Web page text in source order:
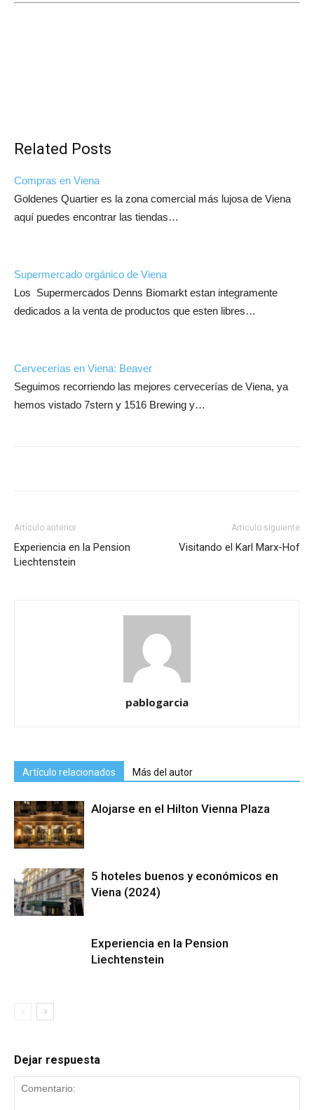
Related Posts
Compras en Viena
Goldenes Quartier es la zona comercial más lujosa de Viena
aquí puedes encontrar las tiendas…
Supermercado orgánico de Viena
Los Supermercados Denns Biomarkt estan integramente
dedicados a la venta de productos que esten libres…
Cervecerías en Viena: Beaver
Seguimos recorriendo las mejores cervecerías de Viena, ya
hemos vistado 7stern y 1516 Brewing y…
Artículo anterior
Experiencia en la Pension
Liechtenstein
Artículo siguiente
Visitando el Karl Marx-Hof
pablogarcia
Artículo relacionados Más del autor
Alojarse en el Hilton Vienna Plaza
5 hoteles buenos y económicos en
Viena (2024)
Experiencia en la Pension
Liechtenstein
Dejar respuesta